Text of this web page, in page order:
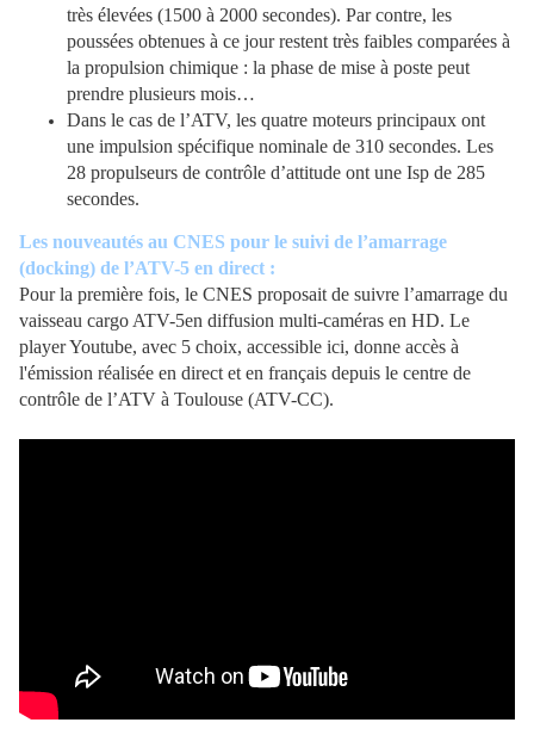
très élevées (1500 à 2000 secondes). Par contre, les
poussées obtenues à ce jour restent très faibles comparées à
la propulsion chimique : la phase de mise à poste peut
prendre plusieurs mois…
Dans le cas de l’ATV, les quatre moteurs principaux ont
une impulsion spécifique nominale de 310 secondes. Les
28 propulseurs de contrôle d’attitude ont une Isp de 285
secondes.
Les nouveautés au CNES pour le suivi de l’amarrage
(docking) de l’ATV-5 en direct :
Pour la première fois, le CNES proposait de suivre l’amarrage du
vaisseau cargo ATV-5en diffusion multi-caméras en HD. Le
player Youtube, avec 5 choix, accessible ici, donne accès à
l'émission réalisée en direct et en français depuis le centre de
contrôle de l’ATV à Toulouse (ATV-CC).